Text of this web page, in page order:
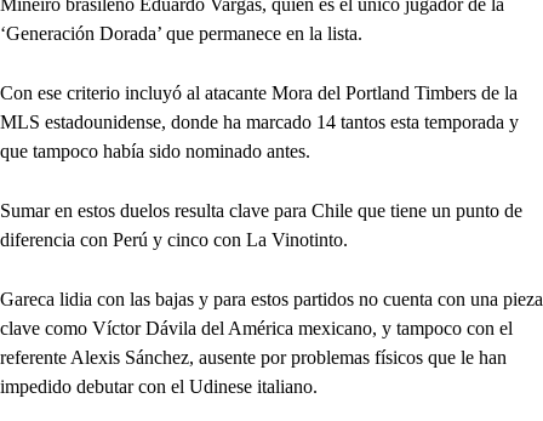
Mineiro brasileño Eduardo Vargas, quien es el único jugador de la
‘Generación Dorada’ que permanece en la lista.
Con ese criterio incluyó al atacante Mora del Portland Timbers de la
MLS estadounidense, donde ha marcado 14 tantos esta temporada y
que tampoco había sido nominado antes.
Sumar en estos duelos resulta clave para Chile que tiene un punto de
diferencia con Perú y cinco con La Vinotinto.
Gareca lidia con las bajas y para estos partidos no cuenta con una pieza
clave como Víctor Dávila del América mexicano, y tampoco con el
referente Alexis Sánchez, ausente por problemas físicos que le han
impedido debutar con el Udinese italiano.